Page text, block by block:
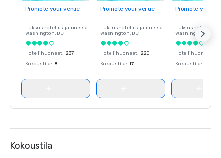
Promote your venue
Luksushotelli sijainnissa
Washington, DC
Hotellihuoneet: 237
Kokoustila: 8
Promote your venue
Luksushotelli sijainnissa
Washington, DC
Hotellihuoneet: 220
Kokoustila: 17
Promote your
Luksushotelli
Washington
Hotellihuoneet
Kokoustila:
Kokoustila